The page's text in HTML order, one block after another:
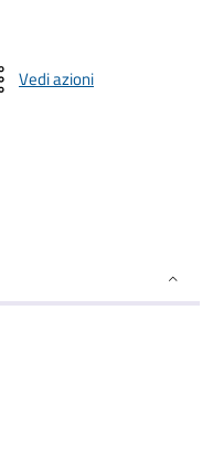
Vedi azioni